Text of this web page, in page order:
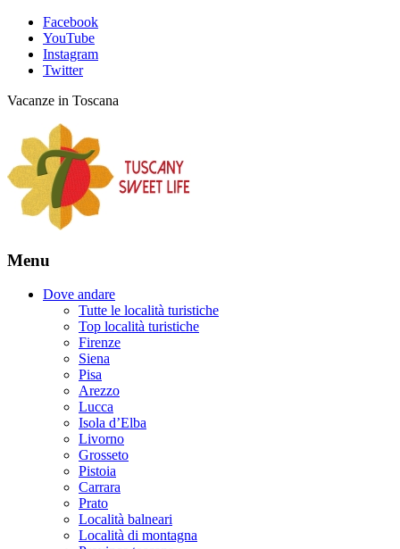
Facebook
YouTube
Instagram
Twitter
Vacanze in Toscana
Menu
Dove andare
Tutte le località turistiche
Top località turistiche
Firenze
Siena
Pisa
Arezzo
Lucca
Isola d’Elba
Livorno
Grosseto
Pistoia
Carrara
Prato
Località balneari
Località di montagna